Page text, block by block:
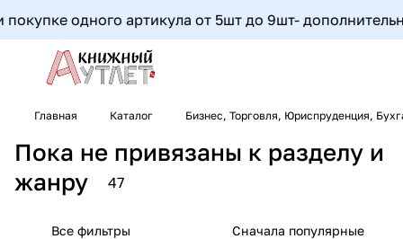
одного артикула от 5шт до 9шт- дополнительная
Главная Каталог Бизнес, Торговля, Юриспруденция,
Пока не привязаны к разделу и
жанру
47
Все фильтры Сначала популярные